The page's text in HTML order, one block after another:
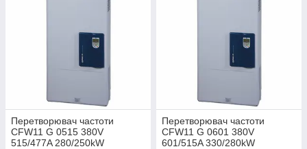
Перетворювач частоти
CFW11 G 0515 380V
515/477A 280/250kW
Перетворювач частоти
CFW11 G 0601 380V
601/515A 330/280kW